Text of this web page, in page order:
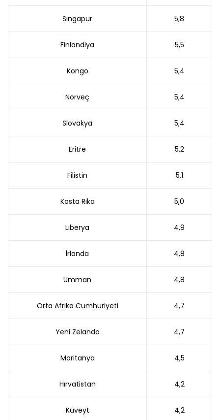
Singapur 5,8
Finlandiya 5,5
Kongo 5,4
Norveç 5,4
Slovakya 5,4
Eritre 5,2
Filistin 5,1
Kosta Rika 5,0
Liberya 4,9
İrlanda 4,8
Umman 4,8
Orta Afrika Cumhuriyeti 4,7
Yeni Zelanda 4,7
Moritanya 4,5
Hırvatistan 4,2
Kuveyt 4,2